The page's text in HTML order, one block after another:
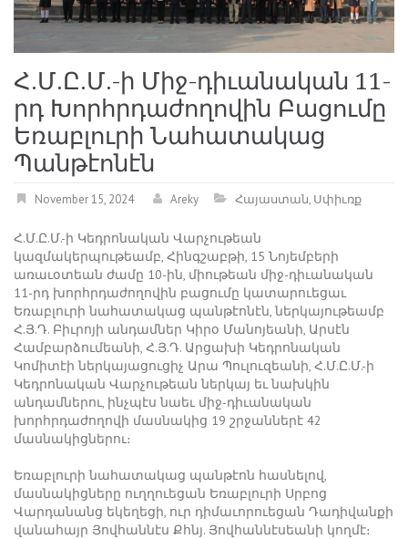
Հ.Մ.Ը.Մ.-ի Միջ-դիւանական 11-
րդ Խորհրդաժողովին Բացումը
Եռաբլուրի Նահատակաց
Պանթէոնէն
November 15, 2024 Areky Հայաստան, Սփիւռք
Հ.Մ.Ը.Մ.-ի Կեդրոնական Վարչութեան
կազմակերպութեամբ, Հինգշաբթի, 15 Նոյեմբերի
առաւօտեան ժամը 10-ին, միութեան միջ-դիւանական
11-րդ խորհրդաժողովին բացումը կատարուեցաւ
Եռաբլուրի նահատակաց պանթէոնէն, ներկայութեամբ
Հ.Յ.Դ. Բիւրոյի անդամներ Կիրօ Մանոյեանի, Արսէն
Համբարձումեանի, Հ.Յ.Դ. Արցախի Կեդրոնական
Կոմիտէի ներկայացուցիչ Արա Պուլուզեանի, Հ.Մ.Ը.Մ.-ի
Կեդրոնական Վարչութեան ներկայ եւ նախկին
անդամներու, ինչպէս նաեւ միջ-դիւանական
խորհրդաժողովի մասնակից 19 շրջաններէ 42
մասնակիցներու։
Եռաբլուրի նահատակաց պանթէոն հասնելով,
մասնակիցները ուղղուեցան Եռաբլուրի Սրբոց
Վարդանանց եկեղեցի, ուր դիմաւորուեցան Դադիվանքի
վանահայր Յովհաննէս Քհնյ. Յովհաննէսեանի կողմէ։